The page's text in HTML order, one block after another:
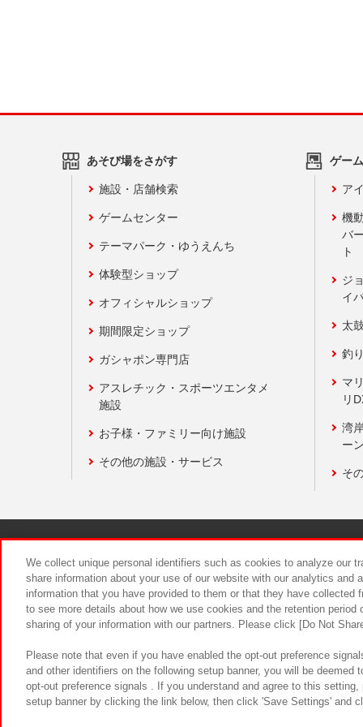
あそび場をさがす
施設・店舗検索
ゲームセンター
テーマパーク・ゆうえんち
体験型ショップ
オフィシャルショップ
期間限定ショップ
ガシャポン専門店
アスレチック・スポーツエンタメ
施設
お子様・ファミリー向け施設
その他の施設・サービス
ゲー
ア
機
バ
ト
ジ
イ
太
釣
マ
リ
湾
ー
そ
食品のご
We collect unique personal identifiers such as cookies to analyze our
share information about your use of our website with our analytics and
information that you have provided to them or that they have
to see more details about how we use cookies and the retention
sharing of your information with our partners. Please click [Do Not
Please note that even if you have enabled the opt-out preference
and other identifiers on the following setup banner, you will be
opt-out preference signals . If you understand and agree to this
setup banner by clicking the link below, then click 'Save Settings' and